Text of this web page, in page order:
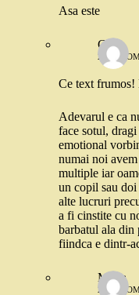
Asa este
Geo
28
Ce text frumos!
Adevarul e ca
face sotul,
emotional
numai noi
multiple iar
un copil sau doi
alte lucruri
a fi cinstite cu
barbatul ala
fiindca e dintr-
Maria
28